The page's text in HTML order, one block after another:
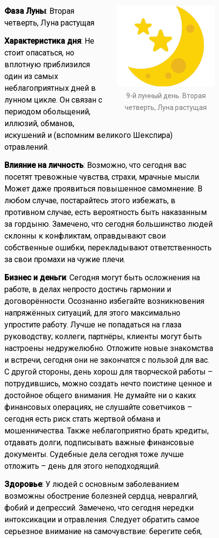
9-й лунный день. Вторая
четверть, Луна растущая
Фаза Луны: Вторая
четверть, Луна растущая
Характеристика дня: Не
стоит опасаться, но
вплотную приблизился
один из самых
неблагоприятных дней в
лунном цикле. Он связан с
периодом обольщений,
иллюзий, обманов,
искушений и (вспомним великого Шекспира)
отравлений.
Влияние на личность: Возможно, что сегодня вас
посетят тревожные чувства, страхи, мрачные мысли.
Может даже проявиться повышенное самомнение. В
любом случае, постарайтесь этого избежать, в
противном случае, есть вероятность быть наказанным
за гордыню. Замечено, что сегодня большинство людей
склонны к конфликтам, оправдывают свои
собственные ошибки, перекладывают ответственность
за свои промахи на чужие плечи.
Бизнес и деньги: Сегодня могут быть осложнения на
работе, в делах непросто достичь гармонии и
договорённости. Осознанно избегайте возникновения
напряжённых ситуаций, для этого максимально
упростите работу. Лучше не попадаться на глаза
руководству; коллеги, партнёры, клиенты могут быть
настроены недружелюбно. Отложите новые знакомства
и встречи, сегодня они не закончатся с пользой для вас.
С другой стороны, день хорош для творческой работы –
потрудившись, можно создать нечто поистине ценное и
достойное общего внимания. Не думайте ни о каких
финансовых операциях, не слушайте советчиков –
сегодня есть риск стать жертвой обмана и
мошенничества. Также неблагоприятно брать кредиты,
отдавать долги, подписывать важные финансовые
документы. Судебные дела сегодня тоже лучше
отложить – день для этого неподходящий.
Здоровье: У людей с основным заболеванием
возможны обострение болезней сердца, невралгий,
фобий и депрессий. Замечено, что сегодня нередки
интоксикации и отравления. Следует обратить самое
серьезное внимание на самочувствие: берегите себя,